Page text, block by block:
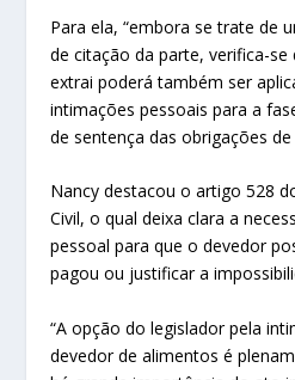
Para ela, “embora se trate de
de citação da parte, verifica-se
extrai poderá também ser
intimações pessoais para a
de sentença das obrigações
Nancy destacou o artigo 528
Civil, o qual deixa clara a
pessoal para que o devedor
pagou ou justificar a
“A opção do legislador pela
devedor de alimentos é